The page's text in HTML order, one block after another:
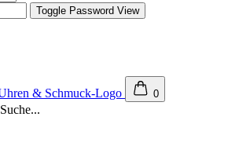
Toggle Password View
0
Suche...